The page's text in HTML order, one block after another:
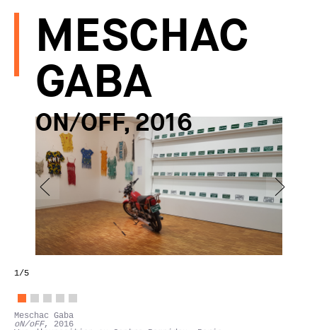
MESCHAC
GABA
ON/OFF, 2016
1/5
Meschac Gaba
oN/oFF, 2016